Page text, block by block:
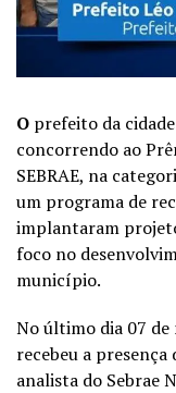
O prefeito da
concorrendo ao
SEBRAE, na
um programa de
implantaram
foco no
município.
No último dia 07
recebeu a presença
analista do Sebrae